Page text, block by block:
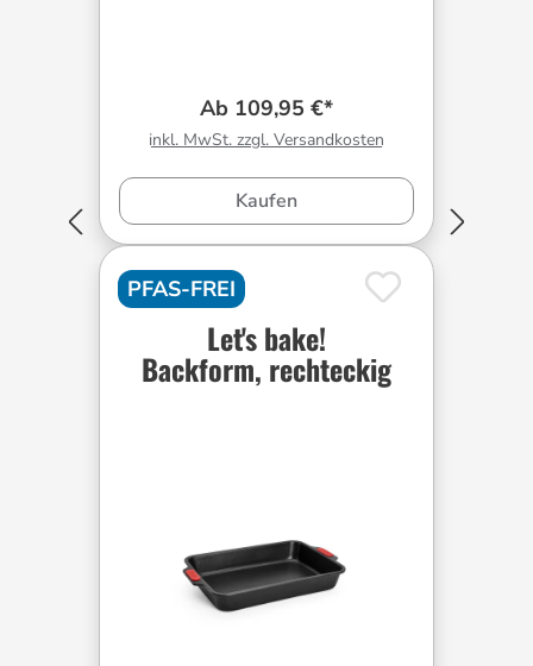
Ab 109,95 €*
inkl. MwSt. zzgl. Versandkosten
Kaufen
PFAS-FREI
Let's bake!
Backform, rechteckig